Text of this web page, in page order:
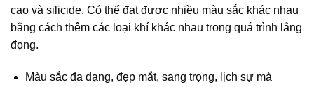
cao và silicide. Có thể đạt được nhiều màu sắc khác nhau
bằng cách thêm các loại khí khác nhau trong quá trình lắng
đọng.
Màu sắc đa dạng, đẹp mắt, sang trọng, lịch sự mà